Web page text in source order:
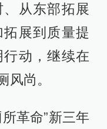
从东部拓展
展到质量提
动，继续在
风尚。
革命”新三年